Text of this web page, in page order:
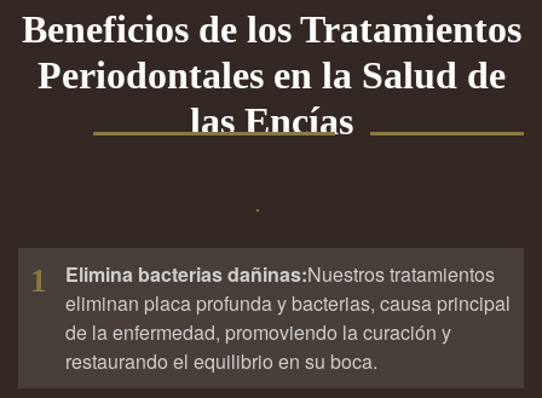
Beneficios de los Tratamientos
Periodontales en la Salud de
las Encías
1 Elimina bacterias dañinas:Nuestros tratamientos
eliminan placa profunda y bacterias, causa principal
de la enfermedad, promoviendo la curación y
restaurando el equilibrio en su boca.